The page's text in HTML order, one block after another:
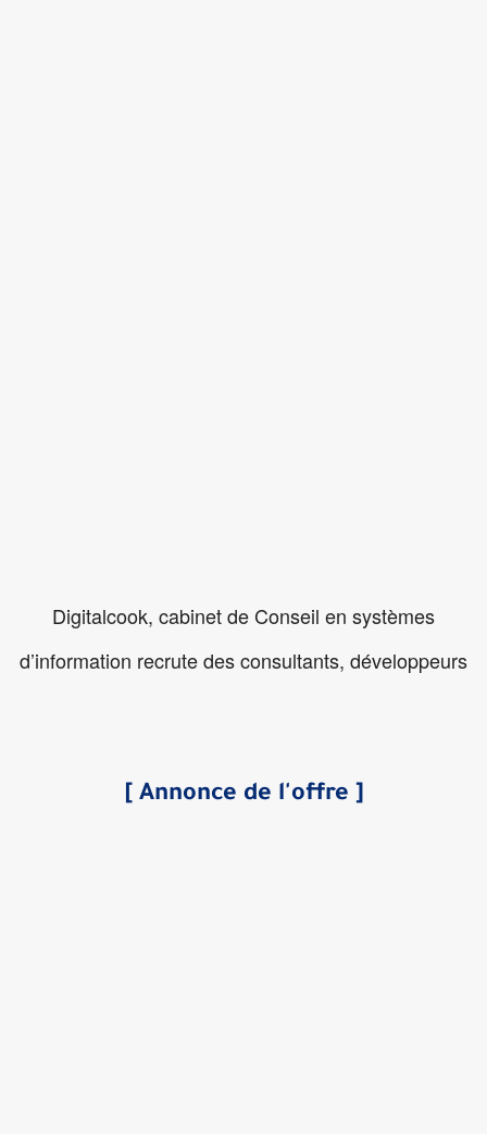
Digitalcook, cabinet de Conseil en systèmes
d’information recrute des consultants, développeurs